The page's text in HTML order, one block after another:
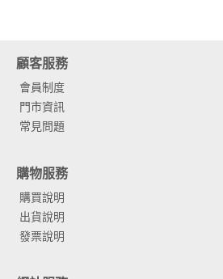
顧客服務
會員制度
門市資訊
常見問題
購物服務
購買說明
出貨說明
發票說明